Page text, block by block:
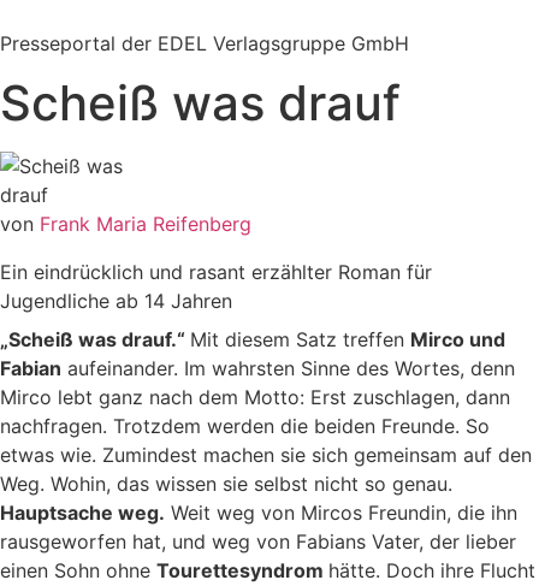
Inhalt
Presseportal der EDEL Verlagsgruppe GmbH
Scheiß was drauf
von Frank Maria Reifenberg
Ein eindrücklich und rasant erzählter Roman für
Jugendliche ab 14 Jahren
„Scheiß was drauf.“ Mit diesem Satz treffen Mirco und
Fabian aufeinander. Im wahrsten Sinne des Wortes, denn
Mirco lebt ganz nach dem Motto: Erst zuschlagen, dann
nachfragen. Trotzdem werden die beiden Freunde. So
etwas wie. Zumindest machen sie sich gemeinsam auf den
Weg. Wohin, das wissen sie selbst nicht so genau.
Hauptsache weg. Weit weg von Mircos Freundin, die ihn
rausgeworfen hat, und weg von Fabians Vater, der lieber
einen Sohn ohne Tourettesyndrom hätte. Doch ihre Flucht